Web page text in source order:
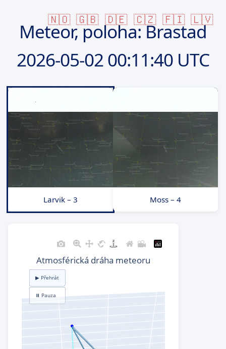
🇳🇴 🇬🇧 🇩🇪 🇨🇿 🇫🇮 🇱🇻
Meteor, poloha: Brastad
2026-05-0200:11:40 UTC
Larvik – 3 Moss – 4